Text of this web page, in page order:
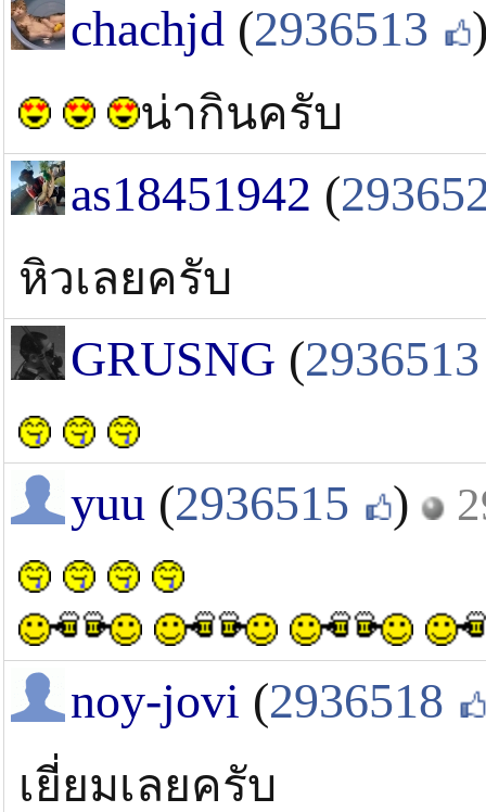
chachjd (2936513
น่ากินครับ
as18451942 (
หิวเลยครับ
GRUSNG (2936513
yuu (2936515 )
noy-jovi (2936518
เยี่ยมเลยครับ